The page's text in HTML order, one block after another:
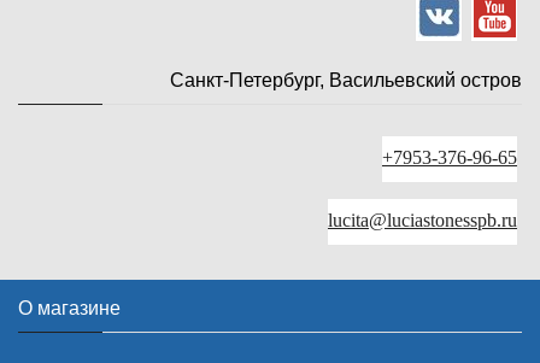
Санкт-Петербург, Васильевский остров
+7953-376-96-65
lucita@luciastonesspb.ru
О магазине